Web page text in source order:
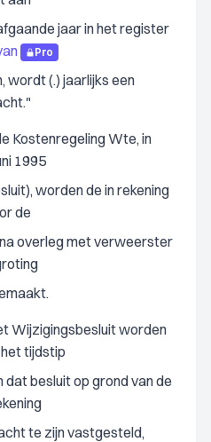
jaar in het register
Pro
wordt (.) jaarlijks een
Kostenregeling Wte, in
1995
worden de in rekening
de
overleg met verweerster
Wijzigingsbesluit worden
tijdstip
besluit op grond van de
te zijn vastgesteld,